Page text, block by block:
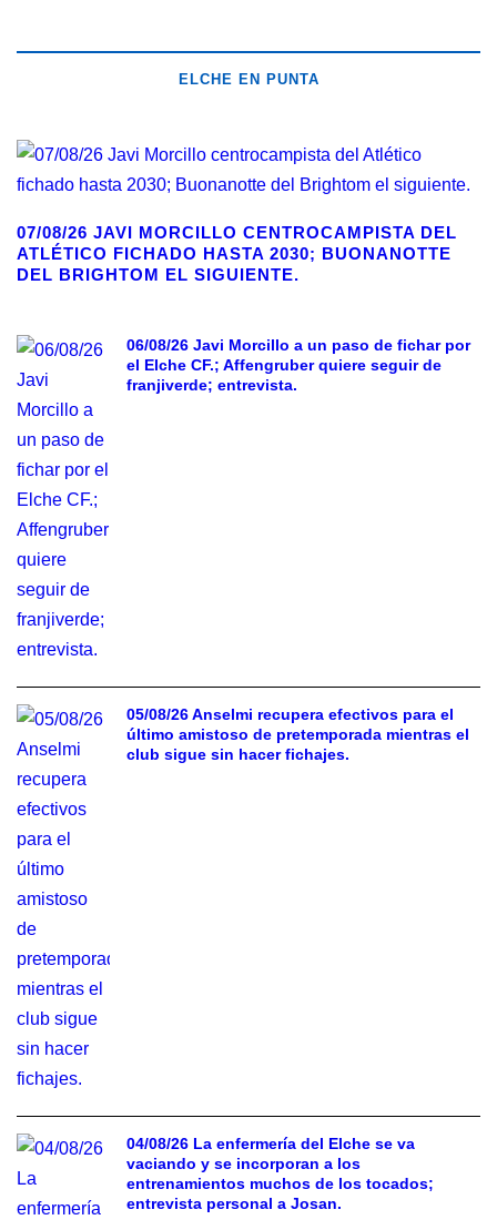
ELCHE EN PUNTA
07/08/26 JAVI MORCILLO CENTROCAMPISTA DEL
ATLÉTICO FICHADO HASTA 2030; BUONANOTTE
DEL BRIGHTOM EL SIGUIENTE.
06/08/26 Javi Morcillo a un paso de fichar por
el Elche CF.; Affengruber quiere seguir de
franjiverde; entrevista.
05/08/26 Anselmi recupera efectivos para el
último amistoso de pretemporada mientras el
club sigue sin hacer fichajes.
04/08/26 La enfermería del Elche se va
vaciando y se incorporan a los
entrenamientos muchos de los tocados;
entrevista personal a Josan.